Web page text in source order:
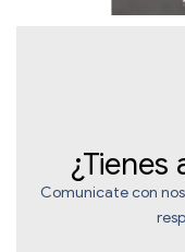
Comunicate con